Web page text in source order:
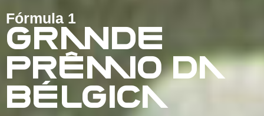
Fórmula 1
GRANDE
PRÊMIO DA
BÉLGICA